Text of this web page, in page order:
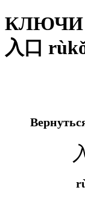
КЛЮЧИ
入口